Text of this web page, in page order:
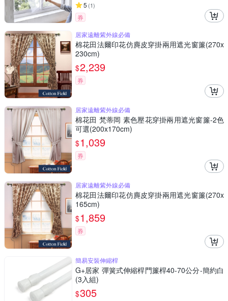
5 (1)
券
居家遠離紫外線必備
棉花田法爾印花仿麂皮穿掛兩用遮光窗簾(270x
230cm)
$2,239
券
居家遠離紫外線必備
棉花田 梵蒂岡 素色壓花穿掛兩用遮光窗簾-2色
可選(200x170cm)
$1,039
券
居家遠離紫外線必備
棉花田法爾印花仿麂皮穿掛兩用遮光窗簾(270x
165cm)
$1,859
券
簡易安裝伸縮桿
G+居家 彈簧式伸縮桿門簾桿40-70公分-簡約白
(3入組)
$305